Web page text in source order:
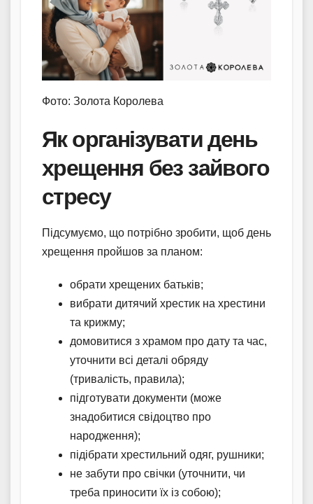
Фото: Золота Королева
Як організувати день
хрещення без зайвого
стресу
Підсумуємо, що потрібно зробити, щоб день
хрещення пройшов за планом:
обрати хрещених батьків;
вибрати дитячий хрестик на хрестини
та крижму;
домовитися з храмом про дату та час,
уточнити всі деталі обряду
(тривалість, правила);
підготувати документи (може
знадобитися свідоцтво про
народження);
підібрати хрестильний одяг, рушники;
не забути про свічки (уточнити, чи
треба приносити їх із собою);